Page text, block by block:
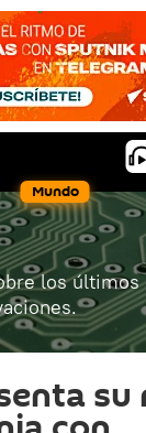
Mundo
los últimos
su